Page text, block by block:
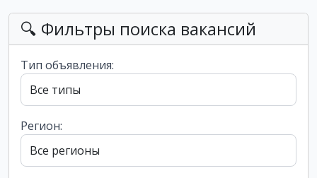
🔍 Фильтры поиска вакансий
Тип объявления:
Регион: